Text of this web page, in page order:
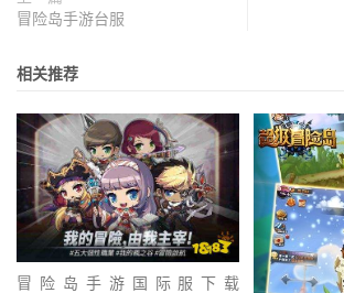
冒险岛手游台服
相关推荐
冒险岛手游国际服下载